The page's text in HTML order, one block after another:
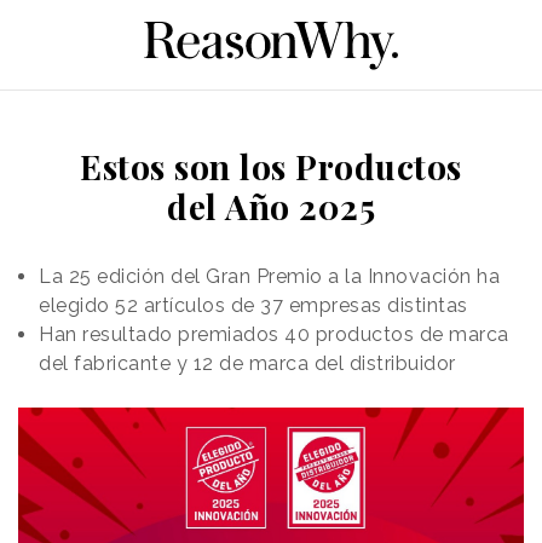
Estos son los Productos
del Año 2025
La 25 edición del Gran Premio a la Innovación ha
elegido 52 artículos de 37 empresas distintas
Han resultado premiados 40 productos de marca
del fabricante y 12 de marca del distribuidor